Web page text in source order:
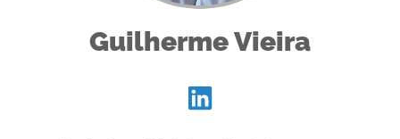
Guilherme Vieira